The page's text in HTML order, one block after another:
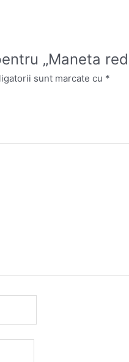
„Maneta
sunt marcate cu *